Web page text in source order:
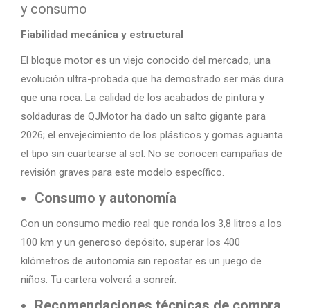
y consumo
Fiabilidad mecánica y estructural
El bloque motor es un viejo conocido del mercado, una
evolución ultra-probada que ha demostrado ser más dura
que una roca. La calidad de los acabados de pintura y
soldaduras de QJMotor ha dado un salto gigante para
2026; el envejecimiento de los plásticos y gomas aguanta
el tipo sin cuartearse al sol. No se conocen campañas de
revisión graves para este modelo específico.
Consumo y autonomía
Con un consumo medio real que ronda los 3,8 litros a los
100 km y un generoso depósito, superar los 400
kilómetros de autonomía sin repostar es un juego de
niños. Tu cartera volverá a sonreír.